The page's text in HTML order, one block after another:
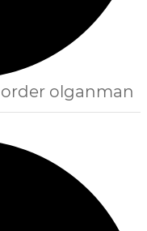
olganman